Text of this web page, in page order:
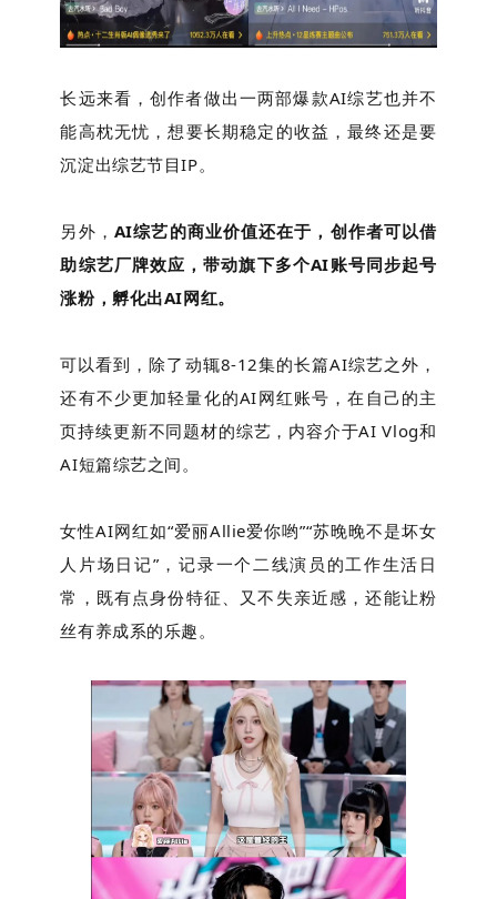
长远来看 ，创作者做出一两部爆款AI综艺也并不
能高枕无忧，想要长期稳定的收益，最终还是要
沉淀出综艺节目IP。
另外， AI综艺的商业价值还在于，创作者可以借
助综艺厂牌效应，带动旗下多个AI账号同步起号
涨粉，孵化出AI网红。
可以看到，除了动辄8-12集的长篇AI综艺之外，
还有不少更加轻量化的AI网红账号，在自己的主
页持续更新不同题材的综艺，内容介于AI Vlog和
AI短篇综艺之间。
女性AI网红如“爱丽Allie爱你哟”“苏晚晚不是坏女
人片场日记”，记录一个二线演员的工作生活日
常，既有点身份特征、又不失亲近感，还能让粉
丝有养成系的乐趣。